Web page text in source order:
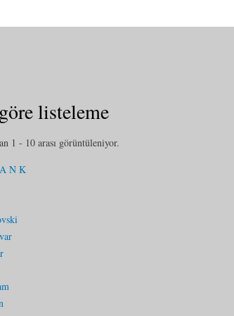
listeleme
1 - 10 arası görüntüleniyor.
N K